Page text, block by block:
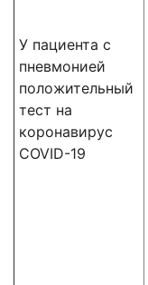
У пациента с
пневмонией
положительный
тест на
коронавирус
COVID-19